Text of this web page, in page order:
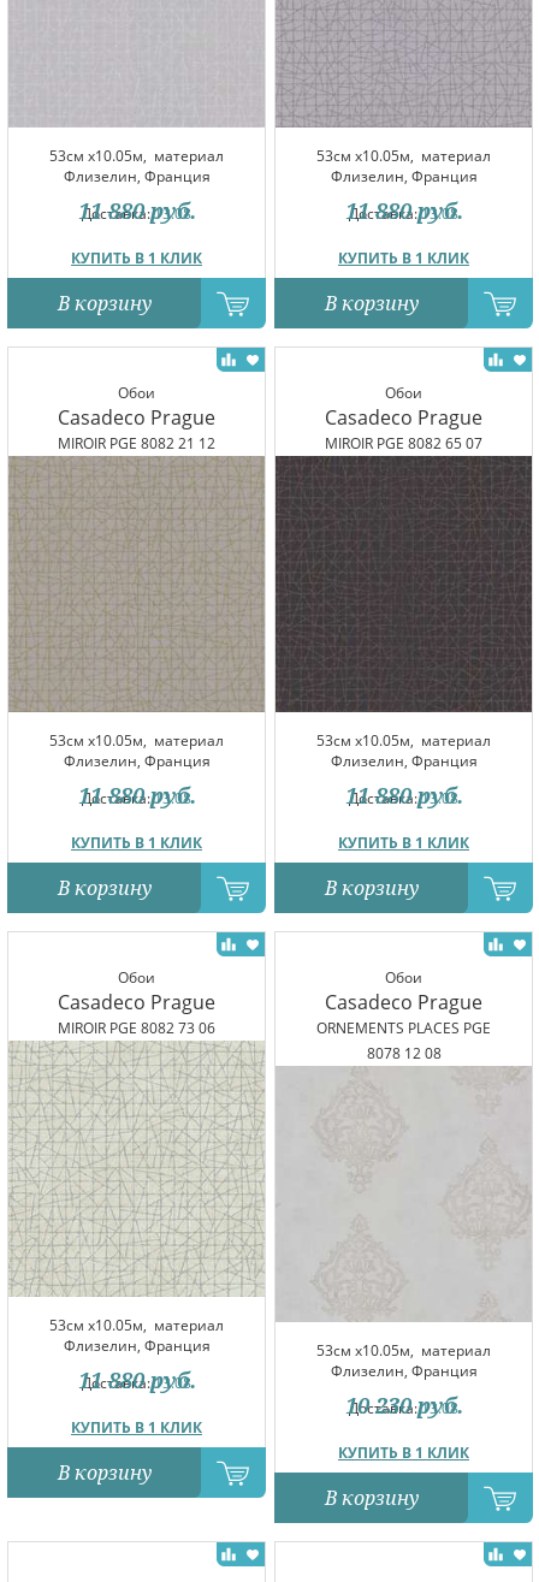
53см x10.05м, материал
Флизелин, Франция
Доставка:13.08
КУПИТЬ В 1 КЛИК
11 880 руб.
В корзину
53см x10.05м, материал
Флизелин, Франция
Доставка:13.08
КУПИТЬ В 1 КЛИК
11 880 руб.
В корзину
Обои
Casadeco Prague
MIROIR PGE 8082 21 12
53см x10.05м, материал
Флизелин, Франция
Доставка:13.08
КУПИТЬ В 1 КЛИК
11 880 руб.
В корзину
Обои
Casadeco Prague
MIROIR PGE 8082 65 07
53см x10.05м, материал
Флизелин, Франция
Доставка:13.08
КУПИТЬ В 1 КЛИК
11 880 руб.
В корзину
Обои
Casadeco Prague
MIROIR PGE 8082 73 06
53см x10.05м, материал
Флизелин, Франция
Доставка:13.08
КУПИТЬ В 1 КЛИК
11 880 руб.
В корзину
Обои
Casadeco Prague
ORNEMENTS PLACES PGE
8078 12 08
53см x10.05м, материал
Флизелин, Франция
Доставка:13.08
КУПИТЬ В 1 КЛИК
10 230 руб.
В корзину